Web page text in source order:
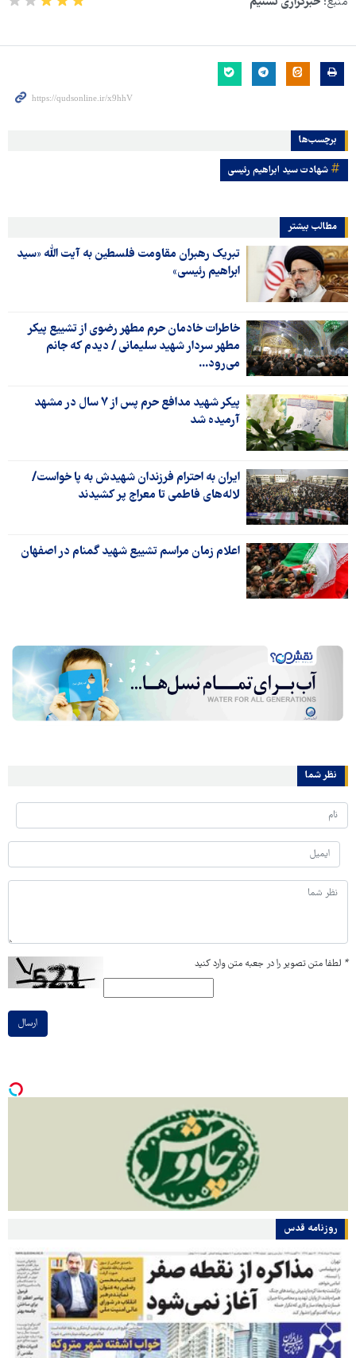
برچسب‌ها
شهادت سید ابراهیم رئیسی
مطالب بیشتر
تبریک رهبران مقاومت فلسطین به آیت الله «سید
ابراهیم رئیسی»
خاطرات خادمان حرم مطهر رضوی از تشییع پیکر
مطهر سردار شهید سلیمانی / دیدم که جانم
می‌رود...
پیکر شهید مدافع حرم پس از ۷ سال در مشهد
آرمیده شد
ایران به احترام فرزندان شهیدش به پا خواست/
لاله‌های فاطمی تا معراج پر کشیدند
اعلام زمان مراسم تشییع شهید گمنام در اصفهان
نظر شما
* لطفا متن تصویر را در جعبه متن وارد کنید
ارسال
روزنامه قدس